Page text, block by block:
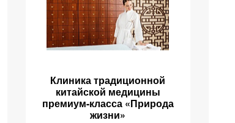
Клиника традиционной
китайской медицины
премиум-класса «Природа
жизни»